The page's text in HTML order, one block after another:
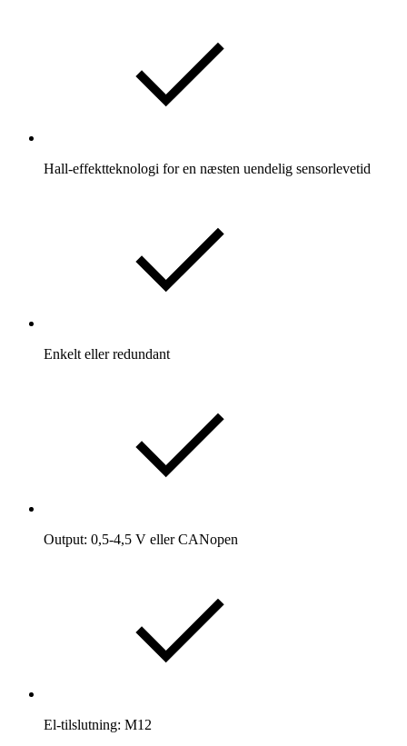
Hall-effektteknologi for en næsten uendelig sensorlevetid
Enkelt eller redundant
Output: 0,5-4,5 V eller CANopen
El-tilslutning: M12